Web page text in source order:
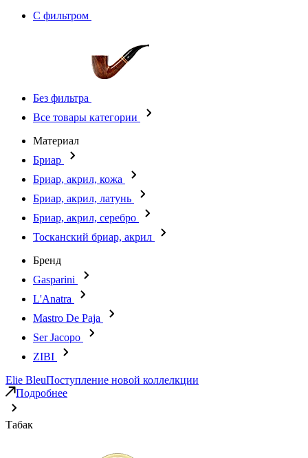
С фильтром
Без фильтра
Все товары категории
Материал
Бриар
Бриар, акрил, кожа
Бриар, акрил, латунь
Бриар, акрил, серебро
Тосканский бриар, акрил
Бренд
Gasparini
L'Anatra
Mastro De Paja
Ser Jacopo
ZIBI
Elie BleuПоступление новой коллелкции
Подробнее
Табак